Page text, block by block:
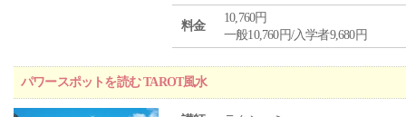
料金
10,760円
一般10,760円/入学者9,680円
パワースポットを読む TAROT風水